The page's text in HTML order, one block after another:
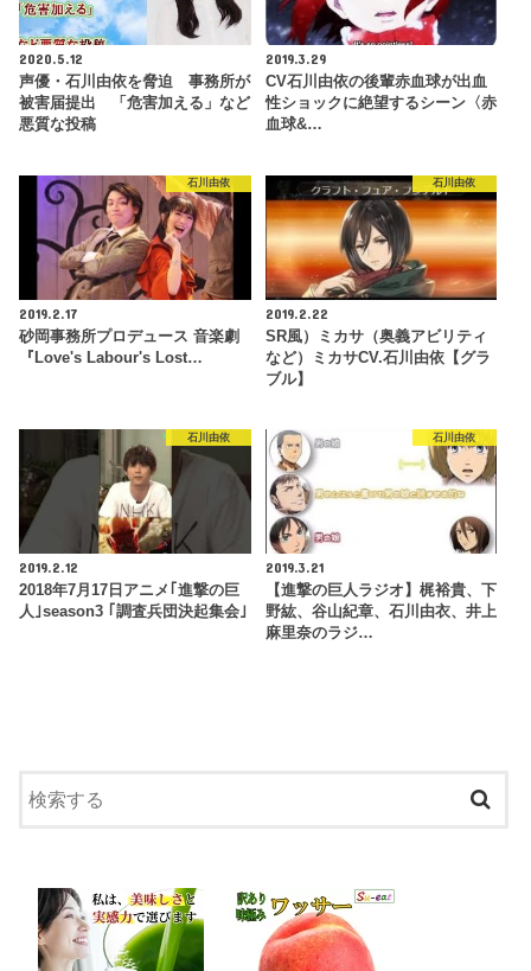
2020.5.12
声優・石川由依を脅迫 事務所が
被害届提出 「危害加える」など
悪質な投稿
2019.3.29
CV石川由依の後輩赤血球が出血
性ショックに絶望するシーン〈赤
血球&…
石川由依
2019.2.17
砂岡事務所プロデュース 音楽劇
『Love's Labour's Lost…
石川由依
2019.2.22
SR風）ミカサ（奥義アビリティ
など）ミカサCV.石川由依【グラ
ブル】
石川由依
2019.2.12
2018年7月17日アニメ｢進撃の巨
人｣season3 ｢調査兵団決起集会｣
石川由依
2019.3.21
【進撃の巨人ラジオ】梶裕貴、下
野紘、谷山紀章、石川由衣、井上
麻里奈のラジ…